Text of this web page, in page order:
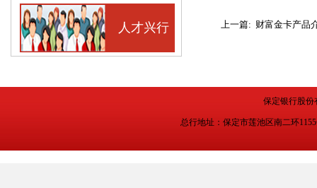
人才兴行 上一篇: 财富金卡产品
保定银行股
总行地址：保定市莲池区南二环